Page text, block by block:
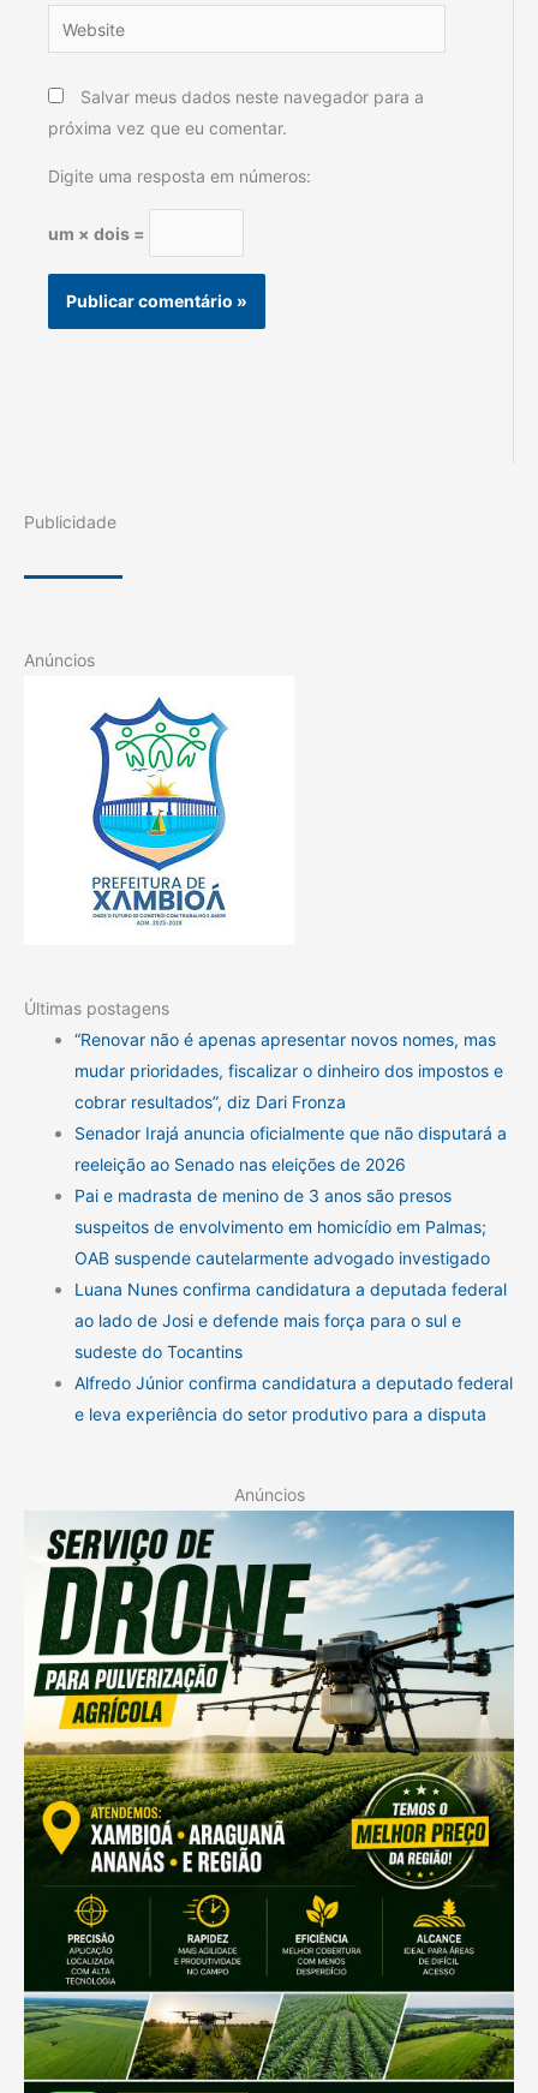
Website
Salvar meus dados neste navegador para a
próxima vez que eu comentar.
Digite uma resposta em números:
um × dois =
Publicidade
Anúncios
Últimas postagens
“Renovar não é apenas apresentar novos nomes, mas
mudar prioridades, fiscalizar o dinheiro dos impostos e
cobrar resultados”, diz Dari Fronza
Senador Irajá anuncia oficialmente que não disputará a
reeleição ao Senado nas eleições de 2026
Pai e madrasta de menino de 3 anos são presos
suspeitos de envolvimento em homicídio em Palmas;
OAB suspende cautelarmente advogado investigado
Luana Nunes confirma candidatura a deputada federal
ao lado de Josi e defende mais força para o sul e
sudeste do Tocantins
Alfredo Júnior confirma candidatura a deputado federal
e leva experiência do setor produtivo para a disputa
Anúncios